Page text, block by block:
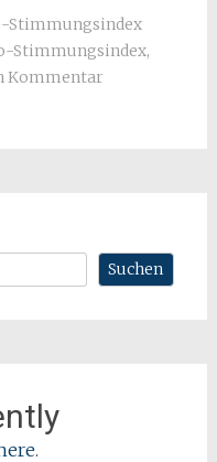
Stimmungsindex
Stimmungsindex,
Kommentar
Suchen
.